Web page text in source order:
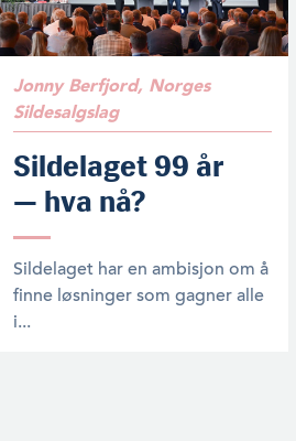
Jonny Berfjord, Norges
Sildesalgslag
Sildelaget 99 år
— hva nå?
Sildelaget har en ambisjon om å
finne løsninger som gagner alle
i...